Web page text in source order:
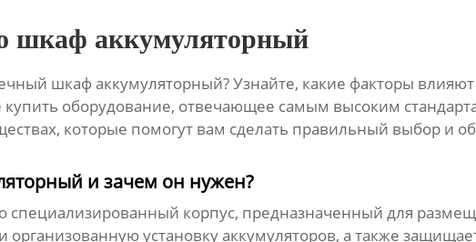
шкаф аккумуляторный
шкаф аккумуляторный? Узнайте, какие факторы
оборудование, отвечающее самым высоким
которые помогут вам сделать правильный выбор и
и зачем он нужен?
специализированный корпус, предназначенный для
организованную установку аккумуляторов, а также